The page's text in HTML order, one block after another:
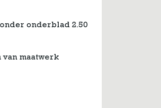
onderblad 2.50
maatwerk